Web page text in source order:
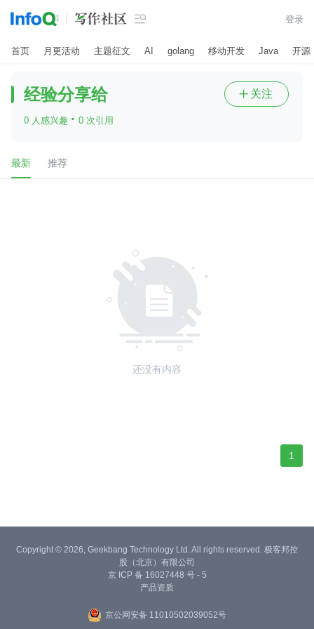
 登录
首页 月更活动 主题征文 AI golang 移动开发 Java 开源
经验分享给
0 人感兴趣 · 0 次引用
 关注
最新 推荐
还没有内容
1
Copyright © 2026, Geekbang Technology Ltd. All rights reserved. 极客邦控
股（北京）有限公司
京 ICP 备 16027448 号 - 5
产品资质
京公网安备 11010502039052号